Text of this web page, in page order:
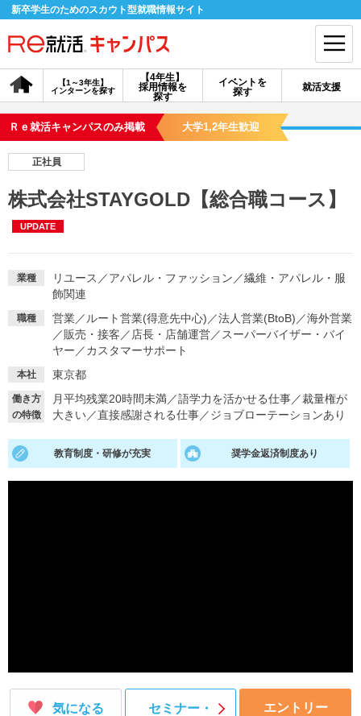
新卒学生のためのスカウト型就職情報サイト
【4年生】
採用情報を
探す
【1～3年生】
インターンを探す
イベントを
探す
就活支援
会員登録 ログイン
会員ID・パスワードを忘れた方はこちら
探す
【4年生】
イベントを探す
就活ノウハウ・サポート
就活ノウハウが満載！ お役立ち記事・相談室など
適職診断 就活チャンネル
Ｒｅ就活キャンパスのみ掲載 大学1,2年生歓迎
正社員
株式会社STAYGOLD【総合職コース】
UPDATE
業種 リユース ／アパレル・ファッション ／繊維・アパレル・服
飾関連
職種 営業／ ルート営業(得意先中心) ／法人営業(BtoB) ／海外営業
／販売・接客 ／ 店長・店舗運営／ スーパーバイザー・バイ
ヤー ／カスタマーサポート
本社 東京都
働き方
の特徴
月平均残業20時間未満／語学力を活かせる仕事／裁量権が
大きい／直接感謝される仕事／ジョブローテーションあり
教育制度・研修が充実 奨学金返済制度あり
気になる セミナー・ エントリー